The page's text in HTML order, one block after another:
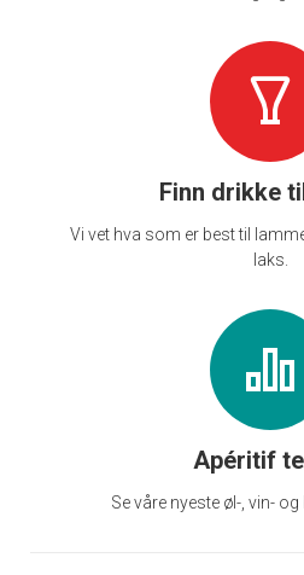
Finn drikke
Vi vet hva som er best til
laks.
Apéritif
Se våre nyeste øl-, vin-